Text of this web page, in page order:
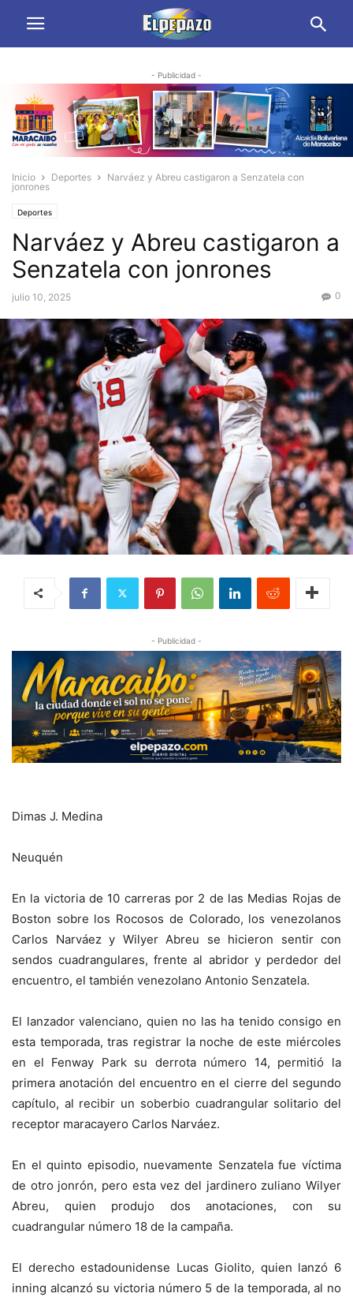
- Publicidad -
Inicio Deportes
Narváez y Abreu castigaron a Senzatela con
jonrones
Deportes
Narváez y Abreu castigaron a
Senzatela con jonrones
julio 10, 2025 0
- Publicidad -
Dimas J. Medina
Neuquén
En la victoria de 10 carreras por 2 de las Medias Rojas de
Boston sobre los Rocosos de Colorado, los venezolanos
Carlos Narváez y Wilyer Abreu se hicieron sentir con
sendos cuadrangulares, frente al abridor y perdedor del
encuentro, el también venezolano Antonio Senzatela.
El lanzador valenciano, quien no las ha tenido consigo en
esta temporada, tras registrar la noche de este miércoles
en el Fenway Park su derrota número 14, permitió la
primera anotación del encuentro en el cierre del segundo
capítulo, al recibir un soberbio cuadrangular solitario del
receptor maracayero Carlos Narváez.
En el quinto episodio, nuevamente Senzatela fue víctima
de otro jonrón, pero esta vez del jardinero zuliano Wilyer
Abreu, quien produjo dos anotaciones, con su
cuadrangular número 18 de la campaña.
El derecho estadounidense Lucas Giolito, quien lanzó 6
inning alcanzó su victoria número 5 de la temporada, al no